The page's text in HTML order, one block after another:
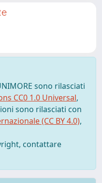
sono rilasciati
CC0 1.0 Universal,
sono rilasciati con
(CC BY 4.0),
contattare